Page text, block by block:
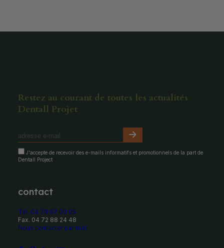
Restez au courant de toutes les actualités
Dentall Projet
J'accepte de recevoir des e-mails informatifs et promotionnels de la part de
Dentall Project
contact
Tél. 04 78 97 00 05
Fax. 04 72 88 24 48
Nous contacter par mail